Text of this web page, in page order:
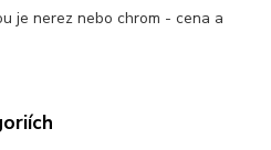
je nerez nebo chrom - cena a